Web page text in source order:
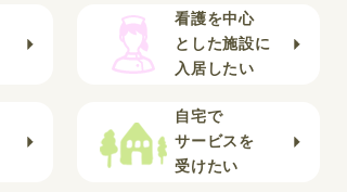
看護を中心
とした施設に
入居したい
自宅で
サービスを
受けたい